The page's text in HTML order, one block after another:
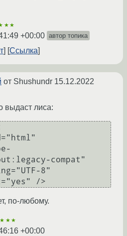
+00:00 автор топика
Ссылка
от Shushundr 15.12.2022
выдаст лиса:
compat"
по-любому.
+00:00